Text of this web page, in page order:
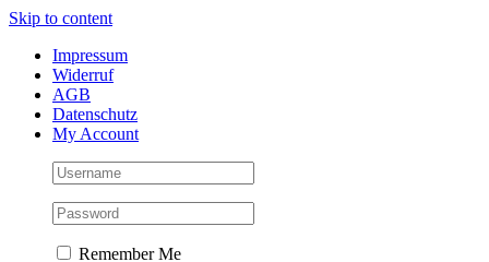
Skip to content
Impressum
Widerruf
AGB
Datenschutz
My Account
Remember Me